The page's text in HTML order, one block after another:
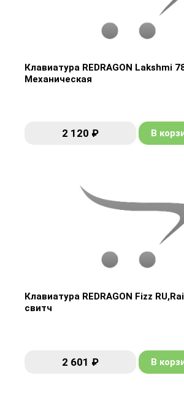
Клавиатура REDRAGON Lakshmi
Клавиатура REDRAGON Fizz
Клавиатура REDRAGON Lakshmi
Механическая
2 120 ₽ В
Клавиатура REDRAGON Fizz
свитч
2 601 ₽ В